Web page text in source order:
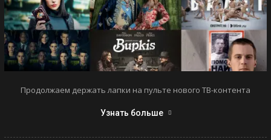
Продолжаем держать лапки на пульте нового ТВ-контента
Узнать больше